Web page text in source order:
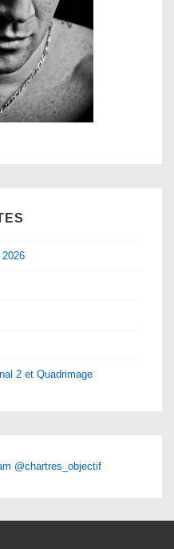
2 et Quadrimage
@chartres_objectif